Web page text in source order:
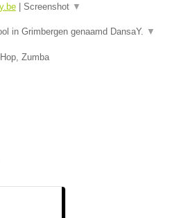
| Screenshot ▼
in Grimbergen genaamd DansaY. ▼
Zumba